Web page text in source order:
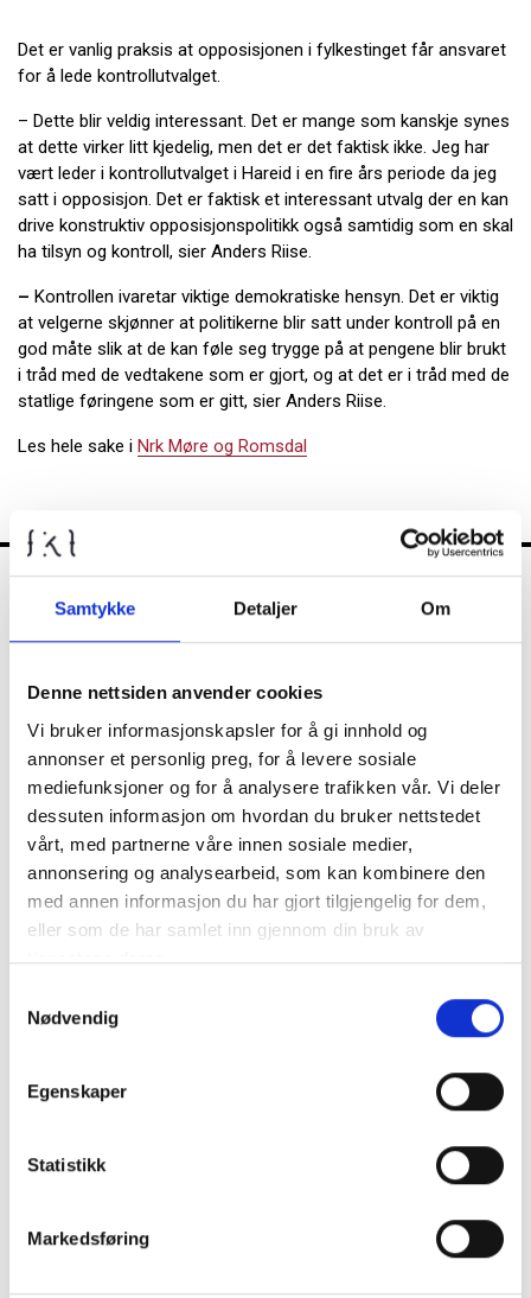
Samtykke Detaljer Om
Denne nettsiden anvender cookies
Vi bruker informasjonskapsler for å gi innhold og
annonser et personlig preg, for å levere sosiale
mediefunksjoner og for å analysere trafikken vår. Vi deler
dessuten informasjon om hvordan du bruker nettstedet
vårt, med partnerne våre innen sosiale medier,
annonsering og analysearbeid, som kan kombinere den
med annen informasjon du har gjort tilgjengelig for dem,
eller som de har samlet inn gjennom din bruk av
tjenestene deres.
Nødvendig
Egenskaper
Statistikk
Markedsføring
Det er vanlig praksis at opposisjonen i fylkestinget får ansvaret
for å lede kontrollutvalget.
– Dette blir veldig interessant. Det er mange som kanskje synes
at dette virker litt kjedelig, men det er det faktisk ikke. Jeg har
vært leder i kontrollutvalget i Hareid i en fire års periode da jeg
satt i opposisjon. Det er faktisk et interessant utvalg der en kan
drive konstruktiv opposisjonspolitikk også samtidig som en skal
ha tilsyn og kontroll, sier Anders Riise.
– Kontrollen ivaretar viktige demokratiske hensyn. Det er viktig
at velgerne skjønner at politikerne blir satt under kontroll på en
god måte slik at de kan føle seg trygge på at pengene blir brukt
i tråd med de vedtakene som er gjort, og at det er i tråd med de
statlige føringene som er gitt, sier Anders Riise.
Les hele sake i Nrk Møre og Romsdal
FKT
Kontrollutvalget
Nyheter
Diverse